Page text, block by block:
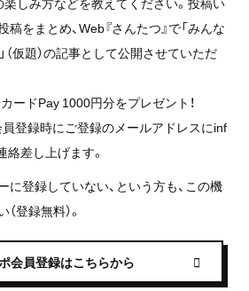
をまとめ、Web『さんたつ』で「みんな
（仮題）の記事として公開させていただ
ードPay 1000円分をプレゼント！
登録時にご登録のメールアドレスにinf
絡差し上げます。
に登録していない、という方も、この機
登録無料）。
会員登録はこちらから